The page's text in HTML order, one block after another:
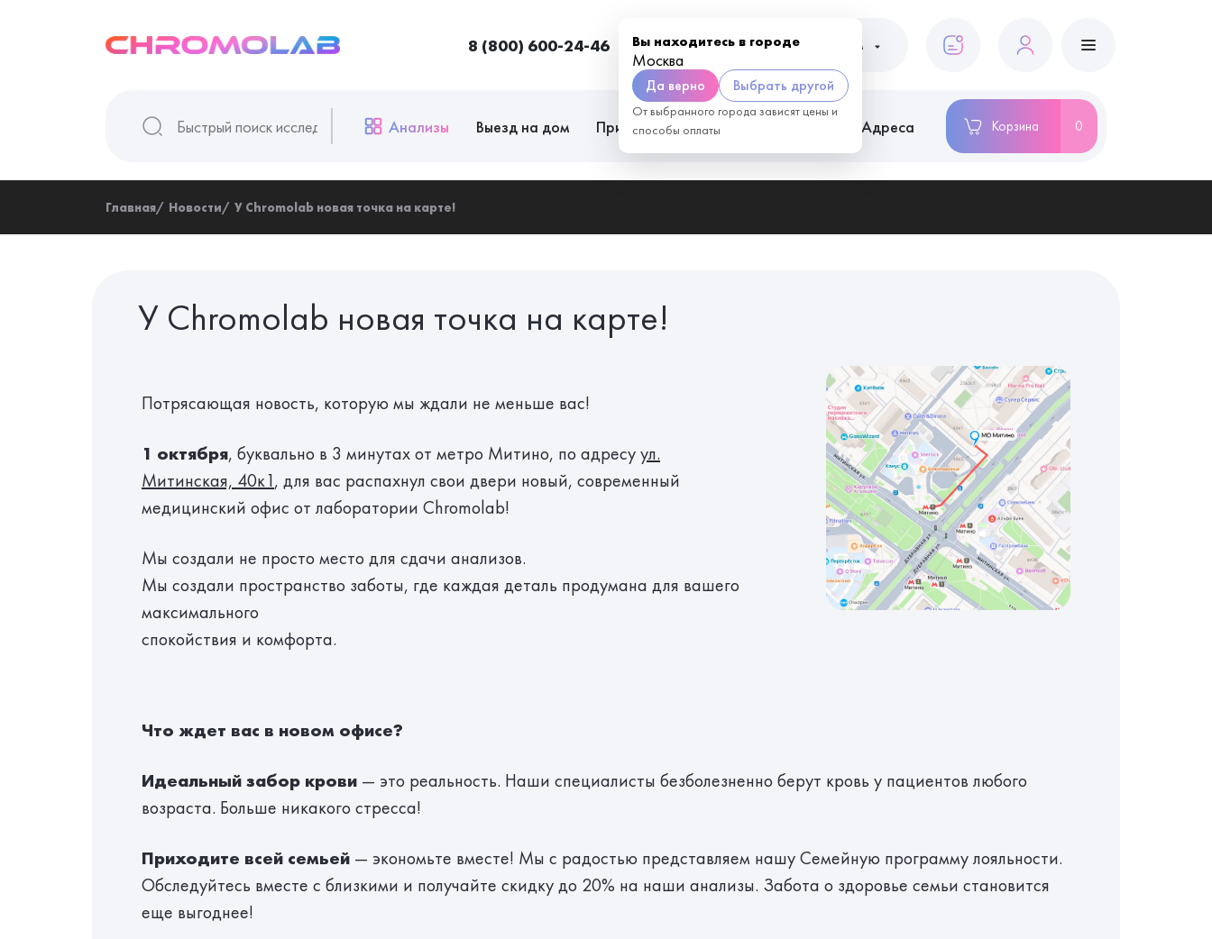
8 (800) 600-24-46 Вы находитесь в городе
Москва
Да верно Выбрать другой
От выбранного города зависят цены и
способы оплаты
Москва Пациентам
Анализы Выезд на дом Приём врачей Адреса Корзина 0
Главная Новости У Chromolab новая точка на карте!
У Chromolab новая точка на карте!
Потрясающая новость, которую мы ждали не меньше вас!
1 октября, буквально в 3 минутах от метро Митино, по адресуул.
Митинская, 40к1, для вас распахнул свои двери новый, современный
медицинский офис от лаборатории Chromolab!
Мы создали не просто место для сдачи анализов.
Мы создали пространство заботы, где каждая деталь продумана для вашего
максимального
спокойствия и комфорта.
Что ждет вас в новом офисе?
Идеальный забор крови — это реальность. Наши специалисты безболезненно берут кровь у пациентов любого
возраста. Больше никакого стресса!
Приходите всей семьей — экономьте вместе! Мы с радостью представляем нашу Семейную программу лояльности.
Обследуйтесь вместе с близкими и получайте скидку до 20% на наши анализы. Забота о здоровье семьи становится
еще выгоднее!